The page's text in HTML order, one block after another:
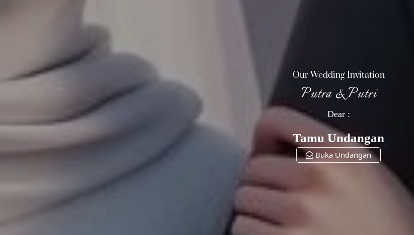
Putra & Putri
Our Wedding Invitation
Putra & Putri
Dear :
Tamu Undangan
Buka Undangan